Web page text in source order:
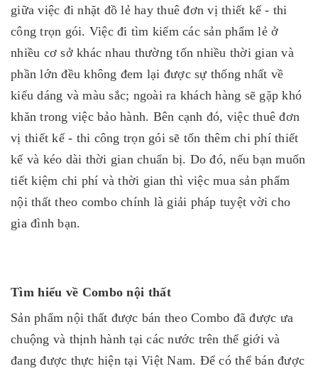
giữa việc đi nhặt đồ lẻ hay thuê đơn vị thiết kế - thi
công trọn gói. Việc đi tìm kiếm các sản phẩm lẻ ở
nhiều cơ sở khác nhau thường tốn nhiều thời gian và
phần lớn đều không đem lại được sự thống nhất về
kiểu dáng và màu sắc; ngoài ra khách hàng sẽ gặp khó
khăn trong việc bảo hành. Bên cạnh đó, việc thuê đơn
vị thiết kế - thi công trọn gói sẽ tốn thêm chi phí thiết
kế và kéo dài thời gian chuẩn bị. Do đó, nếu bạn muốn
tiết kiệm chi phí và thời gian thì việc mua sản phẩm
nội thất theo combo chính là giải pháp tuyệt vời cho
gia đình bạn.
Tìm hiểu về Combo nội thất
Sản phẩm nội thất được bán theo Combo đã được ưa
chuộng và thịnh hành tại các nước trên thế giới và
đang được thực hiện tại Việt Nam. Để có thể bán được